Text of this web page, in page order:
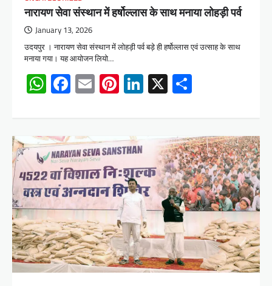
नारायण सेवा संस्थान में हर्षोल्लास के साथ मनाया लोहड़ी पर्व
January 13, 2026
उदयपुर । नारायण सेवा संस्थान में लोहड़ी पर्व बड़े ही हर्षोल्लास एवं उत्साह के साथ
मनाया गया। यह आयोजन लियो…
WhatsApp
Facebook
EmailPinterest
LinkedIn
X